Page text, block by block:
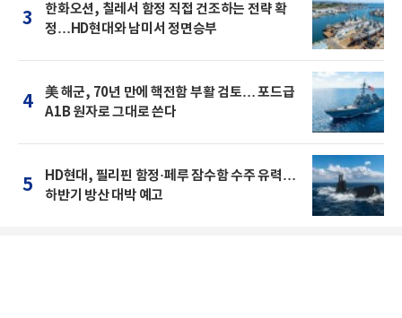
3
한화오션, 칠레서 함정 직접 건조하는 전략 확
정…HD현대와 남미서 정면승부
4
美 해군, 70년 만에 핵전함 부활 검토… 포드급
A1B 원자로 그대로 쓴다
5
HD현대, 필리핀 함정·페루 잠수함 수주 유력…
하반기 방산 대박 예고